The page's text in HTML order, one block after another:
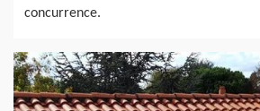
concurrence.